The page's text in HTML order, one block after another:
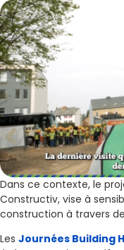
Dans ce contexte, le
Constructiv, vise à
construction à travers
Les Journées Building